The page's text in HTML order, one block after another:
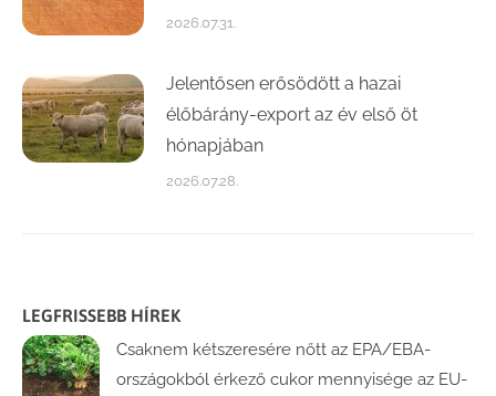
2026.07.31.
Jelentősen erősödött a hazai
élőbárány-export az év első öt
hónapjában
2026.07.28.
LEGFRISSEBB HÍREK
Csaknem kétszeresére nőtt az EPA/EBA-
országokból érkező cukor mennyisége az EU-